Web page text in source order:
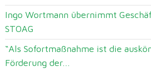
Ingo Wortmann übernimmt
STOAG
“Als Sofortmaßnahme ist die
Förderung der...